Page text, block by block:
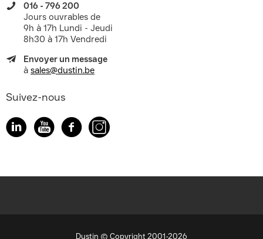
016 - 796 200
Jours ouvrables de
9h à 17h Lundi - Jeudi
8h30 à 17h Vendredi
Envoyer un message
à sales@dustin.be
Suivez-nous
Dustin © Copyright 2001-2026